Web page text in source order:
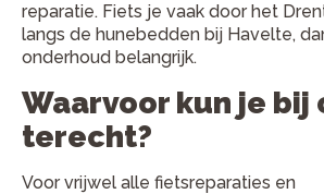
reparatie. Fiets je vaak door het
langs de hunebedden bij Havelte,
onderhoud belangrijk.
Waarvoor kun je bij
terecht?
Voor vrijwel alle fietsreparaties en